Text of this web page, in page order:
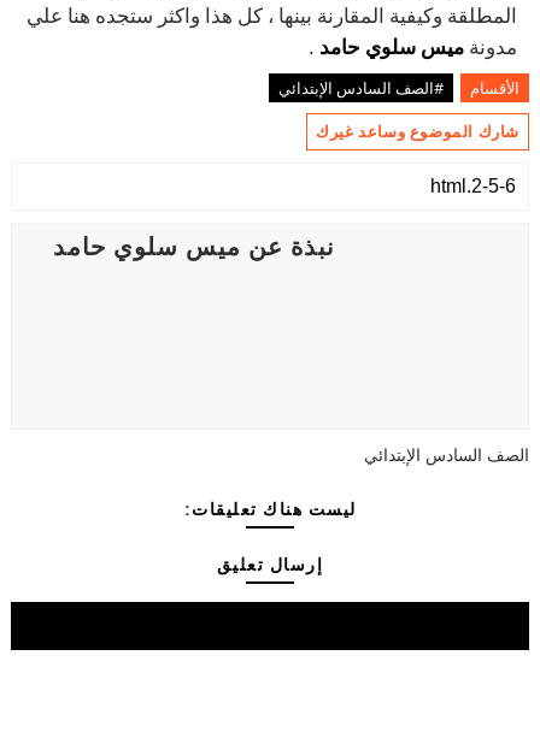
المطلقة وكيفية المقارنة بينها ، كل هذا واكثر ستجده هنا علي
مدونة ميس سلوي حامد .
الأقسام
#الصف السادس الإبتدائي
شارك الموضوع وساعد غيرك
نبذة عن ميس سلوي حامد
الصف السادس الإبتدائي
ليست هناك تعليقات:
إرسال تعليق